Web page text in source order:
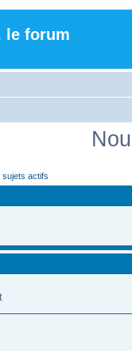
le forum
sujets actifs